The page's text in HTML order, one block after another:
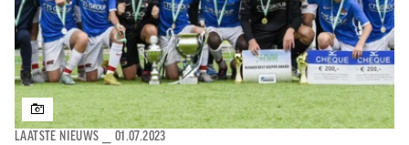
LAATSTE NIEUWS 01.07.2023